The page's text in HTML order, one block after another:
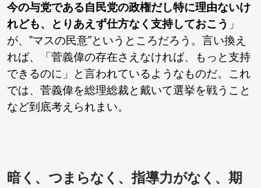
今の与党である自民党の政権だし特に理由ないけ
れども、とりあえず仕方なく支持しておこう 」
が、”マスの民意”というところだろう。言い換え
れば、「菅義偉の存在さえなければ、もっと支持
できるのに」と言われているようなものだ。これ
では、菅義偉を総理総裁と戴いて選挙を戦うこと
など到底考えられまい。
暗く、つまらなく、指導力がなく、期